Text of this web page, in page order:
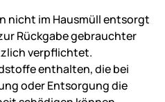
nicht im Hausmüll entsorgt
Rückgabe gebrauchter
verpflichtet.
enthalten, die bei
oder Entsorgung die